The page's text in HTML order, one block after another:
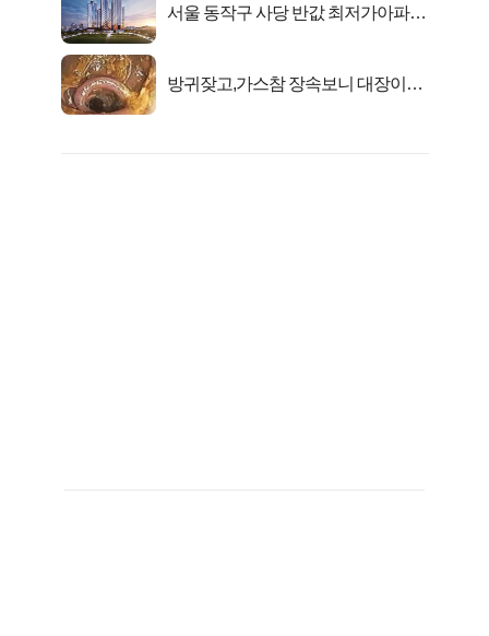
서울 동작구 사당 반값 최저가아파트
방귀잦고,가스참 장속보니 대장이아